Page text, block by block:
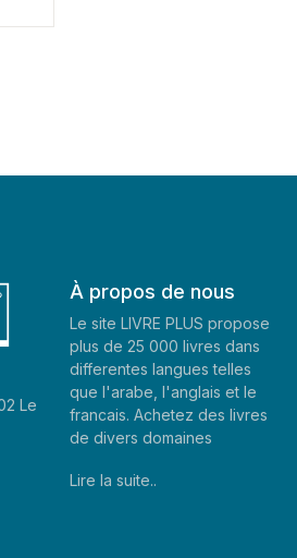
Le
À propos de nous
Le site LIVRE PLUS propose
plus de 25 000 livres dans
differentes langues telles
que l'arabe, l'anglais et le
francais. Achetez des livres
de divers domaines
Lire la suite..